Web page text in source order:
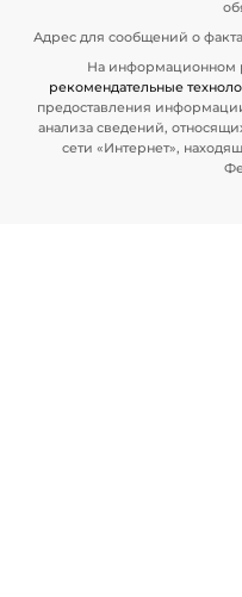
Адрес для сообщений о
На информационном
рекомендательные
предоставления
анализа сведений,
сети «Интернет»,